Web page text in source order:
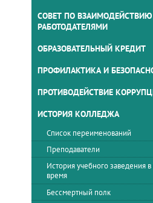
СОВЕТ ПО
РАБОТОДАТЕЛЯМИ
ОБРАЗОВАТЕЛЬНЫЙ КРЕДИТ
ПРОФИЛАКТИКА И
ПРОТИВОДЕЙСТВИЕ
ИСТОРИЯ КОЛЛЕДЖА
Список переименований
Преподаватели
История учебного заведения
время
Бессмертный полк